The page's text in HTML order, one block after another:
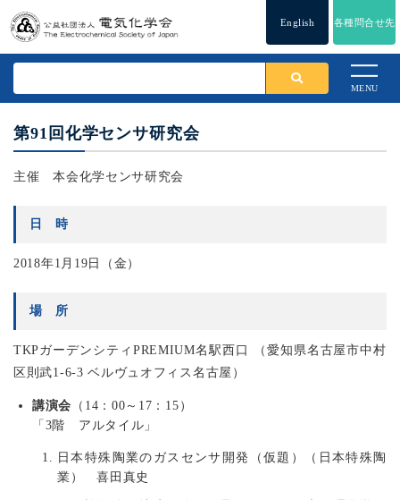
English 各種問合せ先
MENU
第91回化学センサ研究会
主催 本会化学センサ研究会
日 時
2018年1月19日（金）
場 所
TKPガーデンシティPREMIUM名駅西口 （愛知県名古屋市中村
区則武1-6-3 ベルヴュオフィス名古屋）
講演会 （14：00～17：15）
「3階 アルタイル」
日本特殊陶業のガスセンサ開発（仮題）（日本特殊陶
業） 喜田真史